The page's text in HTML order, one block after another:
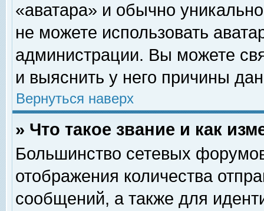
«аватара» и обычно
не можете использовать
администрации. Вы можете
и выяснить у него причины
Вернуться наверх
» Что такое звание и как
Большинство сетевых
отображения количества
сообщений, а также для